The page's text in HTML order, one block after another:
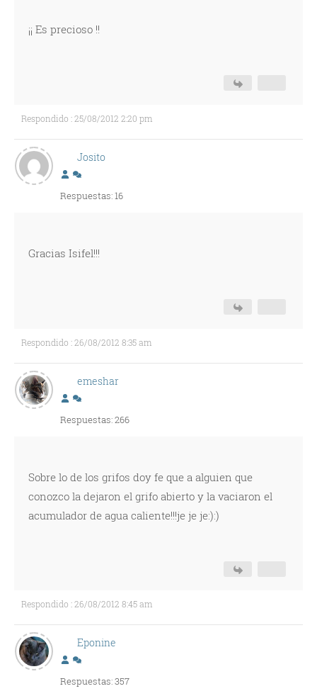
¡¡ Es precioso !!
Respondido : 25/08/2012 2:20 pm
Josito
Respuestas: 16
Gracias Isifel!!!
Respondido : 26/08/2012 8:35 am
emeshar
Respuestas: 266
Sobre lo de los grifos doy fe que a alguien que
conozco la dejaron el grifo abierto y la vaciaron el
acumulador de agua caliente!!!je je je:):)
Respondido : 26/08/2012 8:45 am
Eponine
Respuestas: 357